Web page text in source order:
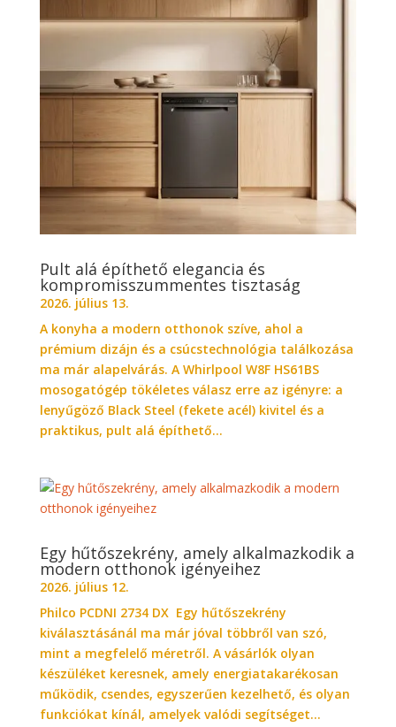
Pult alá építhető elegancia és
kompromisszummentes tisztaság
2026. július 13.
A konyha a modern otthonok szíve, ahol a
prémium dizájn és a csúcstechnológia találkozása
ma már alapelvárás. A Whirlpool W8F HS61BS
mosogatógép tökéletes válasz erre az igényre: a
lenyűgöző Black Steel (fekete acél) kivitel és a
praktikus, pult alá építhető...
Egy hűtőszekrény, amely alkalmazkodik a
modern otthonok igényeihez
2026. július 12.
Philco PCDNI 2734 DX Egy hűtőszekrény
kiválasztásánál ma már jóval többről van szó,
mint a megfelelő méretről. A vásárlók olyan
készüléket keresnek, amely energiatakarékosan
működik, csendes, egyszerűen kezelhető, és olyan
funkciókat kínál, amelyek valódi segítséget...